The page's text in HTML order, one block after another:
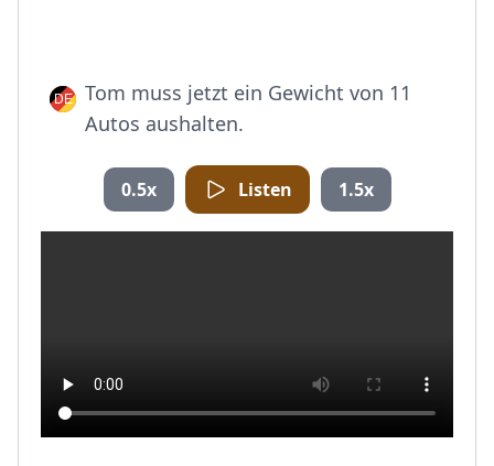
Tom muss jetzt ein Gewicht von 11
Autos aushalten.
0.5x Listen 1.5x